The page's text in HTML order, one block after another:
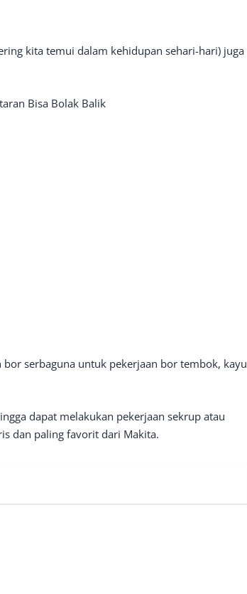
kita temui dalam kehidupan sehari-hari) juga
Bisa Bolak Balik
bor serbaguna untuk pekerjaan bor tembok, kayu
dapat melakukan pekerjaan sekrup atau
dan paling favorit dari Makita.